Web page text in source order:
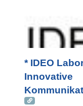
* IDEO
Innovative